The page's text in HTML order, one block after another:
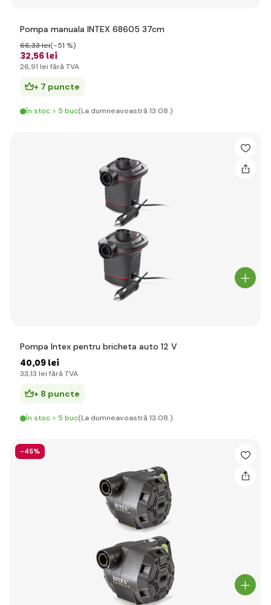
Pompa manuala INTEX 68605 37cm
32,56 lei
66,33 lei(-51 %)
26,91 lei fără TVA
+ 7 puncte
În stoc > 5 buc(La dumneavoastră 13.08.)
Pompa Intex pentru bricheta auto 12 V
40,09 lei
33,13 lei fără TVA
+ 8 puncte
În stoc > 5 buc(La dumneavoastră 13.08.)
-45%